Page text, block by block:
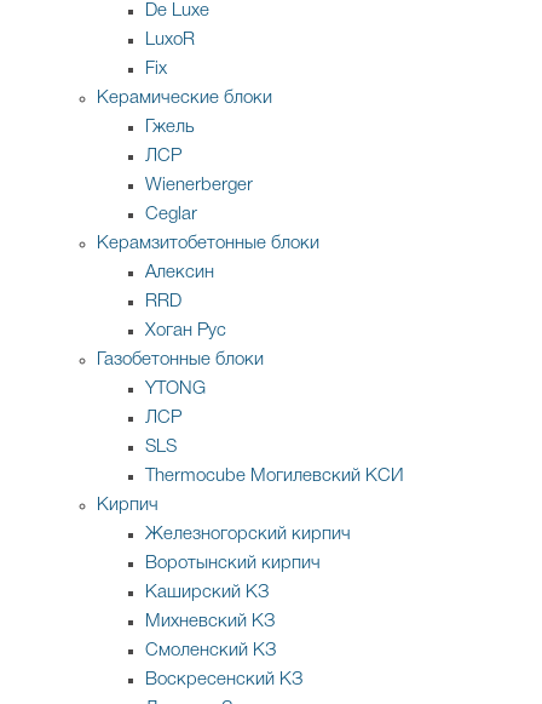
De Luxe
LuxoR
Fix
Керамические блоки
Гжель
ЛСР
Wienerberger
Ceglar
Керамзитобетонные блоки
Алексин
RRD
Хоган Рус
Газобетонные блоки
YTONG
ЛСР
SLS
Thermocube Могилевский КСИ
Кирпич
Железногорский кирпич
Воротынский кирпич
Каширский КЗ
Михневский КЗ
Смоленский КЗ
Воскресенский КЗ